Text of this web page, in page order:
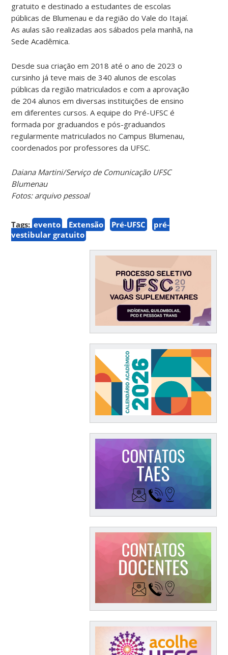
gratuito e destinado a estudantes de escolas
públicas de Blumenau e da região do Vale do Itajaí.
As aulas são realizadas aos sábados pela manhã, na
Sede Acadêmica.
Desde sua criação em 2018 até o ano de 2023 o
cursinho já teve mais de 340 alunos de escolas
públicas da região matriculados e com a aprovação
de 204 alunos em diversas instituições de ensino
em diferentes cursos. A equipe do Pré-UFSC é
formada por graduandos e pós-graduandos
regularmente matriculados no Campus Blumenau,
coordenados por professores da UFSC.
Daiana Martini/Serviço de Comunicação UFSC
Blumenau
Fotos: arquivo pessoal
Tags: evento Extensão Pré-UFSC
pré-
vestibular gratuito